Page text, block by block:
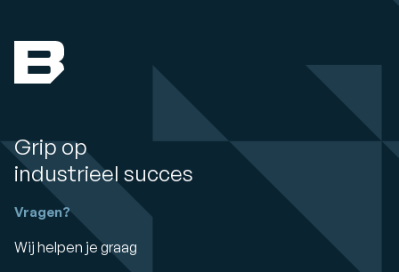
Grip op
industrieel succes
Vragen?
Wij helpen je graag